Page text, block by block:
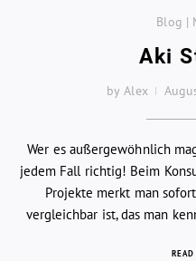
Blog |
Aki
by Alex
Wer es außergewöhnlich
jedem Fall richtig! Beim
Projekte merkt man
vergleichbar ist, das man
READ